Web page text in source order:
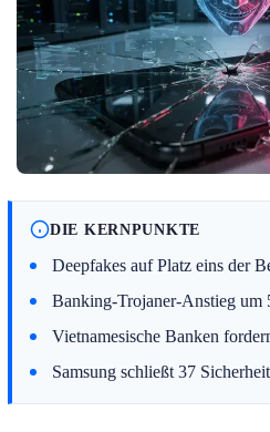
DIE KERNPUNKTE
Deepfakes auf Platz eins der
Banking-Trojaner-Anstieg um
Vietnamesische Banken
Samsung schließt 37